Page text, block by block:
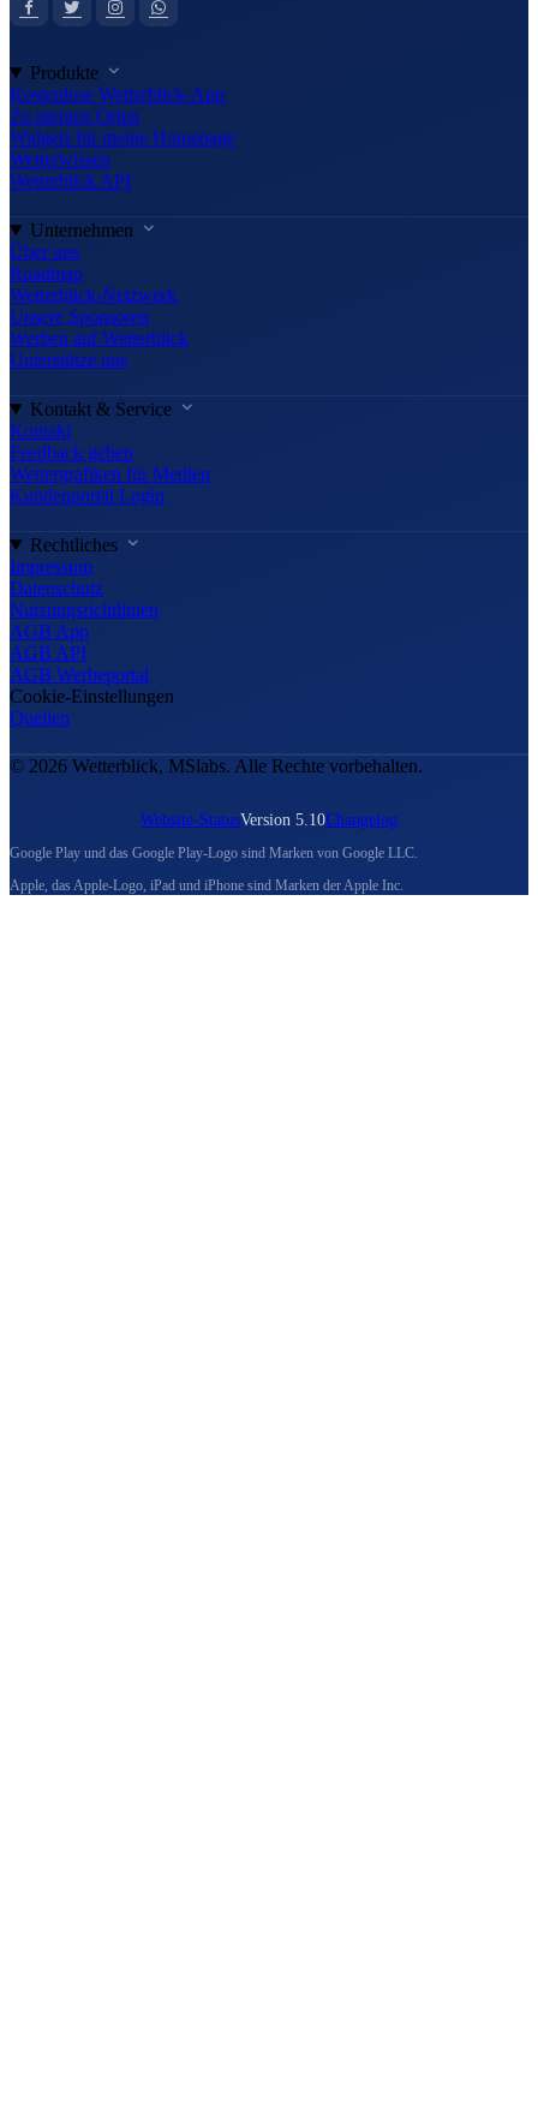
Produkte
Kostenlose Wetterblick-App
Zu meinen Orten
Widgets für meine Homepage
Wetterwissen
Wetterblick API
Unternehmen
Über uns
Roadmap
Wetterblick-Netzwerk
Unsere Sponsoren
Werben auf Wetterblick
Unterstütze uns
Kontakt & Service
Kontakt
Feedback geben
Wettergrafiken für Medien
Kundenportal Login
Rechtliches
Impressum
Datenschutz
Nutzungsrichtlinien
AGB App
AGB API
AGB Werbeportal
Cookie-Einstellungen
Quellen
© 2026 Wetterblick, MSlabs. Alle Rechte vorbehalten.
Website-StatusVersion 5.10Changelog
Google Play und das Google Play-Logo sind Marken von Google LLC.
Apple, das Apple-Logo, iPad und iPhone sind Marken der Apple Inc.